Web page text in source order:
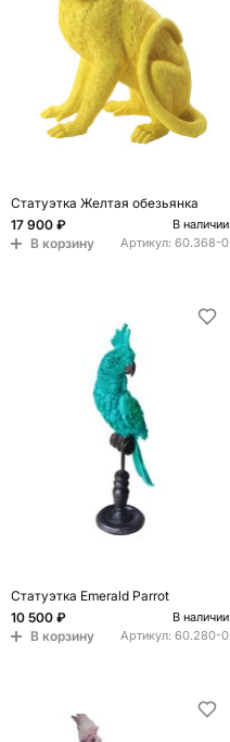
Статуэтка Желтая обезьянка
17 900 ₽
В наличии
В корзину Артикул: 60.368-0
Статуэтка Emerald Parrot
10 500 ₽
В наличии
В корзину Артикул: 60.280-0